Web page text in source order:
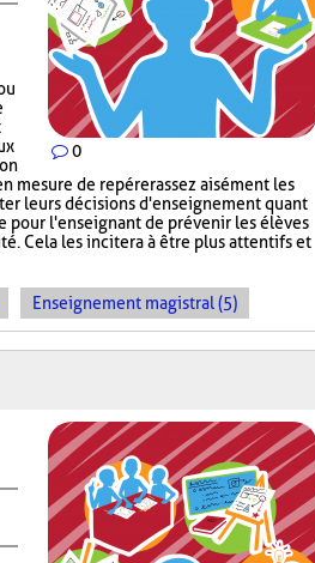
0
mesure de repérer assez aisément les
leurs décisions d'enseignement quant
pour l'enseignant de prévenir les élèves
Cela les incitera à être plus attentifs et
Enseignement magistral (5)